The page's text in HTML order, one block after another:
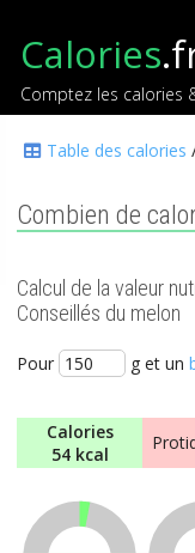
Calories
Comptez les calories
Table des calories
Combien de
Calcul de la valeur
Conseillés du melon
Pour g et un
Calories
54 kcal